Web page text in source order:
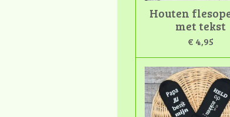
Houten
met tekst
€ 4,95